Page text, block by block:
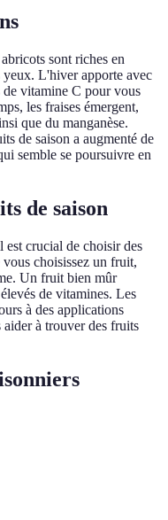
sont riches en
yeux. L'hiver apporte avec
vitamine C pour vous
les fraises émergent,
que du manganèse.
de saison a augmenté de
semble se poursuivre en
de saison
est crucial de choisir des
choisissez un fruit,
Un fruit bien mûr
de vitamines. Les
à des applications
aider à trouver des fruits